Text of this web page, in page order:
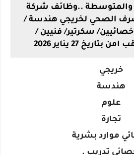
والمتوسطة ..وظائف شركة
الصحي لخريجي هندسة /
سكرتير/ فنيين /
27 يناير 2026
خريجي
هندسة
علوم
تجارة
موارد بشرية
تدريب .